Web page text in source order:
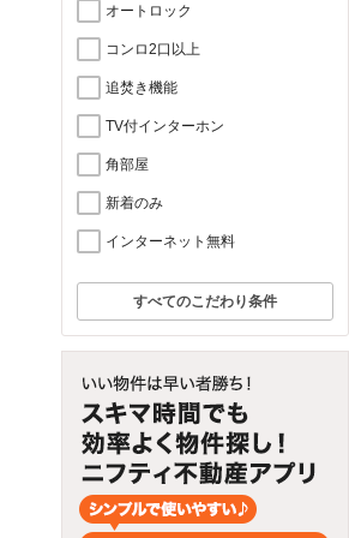
オートロック
コンロ2口以上
追焚き機能
TV付インターホン
角部屋
新着のみ
インターネット無料
すべてのこだわり条件